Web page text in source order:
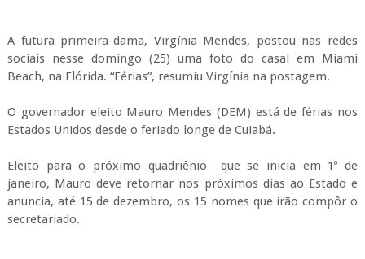
A futura primeira-dama, Virgínia Mendes, postou nas redes
sociais nesse domingo (25) uma foto do casal em Miami
Beach, na Flórida. “Férias”, resumiu Virgínia na postagem.
O governador eleito Mauro Mendes (DEM) está de férias nos
Estados Unidos desde o feriado longe de Cuiabá.
Eleito para o próximo quadriênio que se inicia em 1º de
janeiro, Mauro deve retornar nos próximos dias ao Estado e
anuncia, até 15 de dezembro, os 15 nomes que irão compôr o
secretariado.